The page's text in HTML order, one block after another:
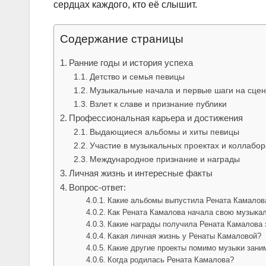
сердцах каждого, кто её слышит.
Содержание страницы
Ранние годы и история успеха
Детство и семья певицы
Музыкальные начала и первые шаги на
Взлет к славе и признание публики
Профессиональная карьера и достижения
Выдающиеся альбомы и хиты певицы
Участие в музыкальных проектах и
Международное признание и награды
Личная жизнь и интересные факты
Вопрос-ответ:
Какие альбомы выпустила Рената
Как Рената Камалова начала свою
Какие награды получила Рената
Какая личная жизнь у Ренаты Камаловой?
Какие другие проекты помимо музыки
Когда родилась Рената Камалова?